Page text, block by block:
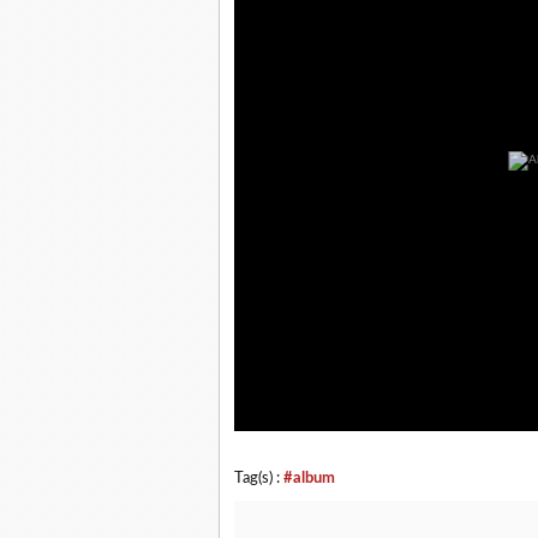
Tag(s) : #album